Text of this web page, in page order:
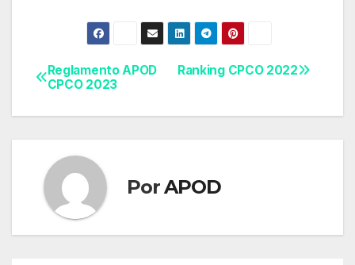
Navegación
de
Ranking CPCO 2022
Reglamento APOD
CPCO 2023
PorAPOD